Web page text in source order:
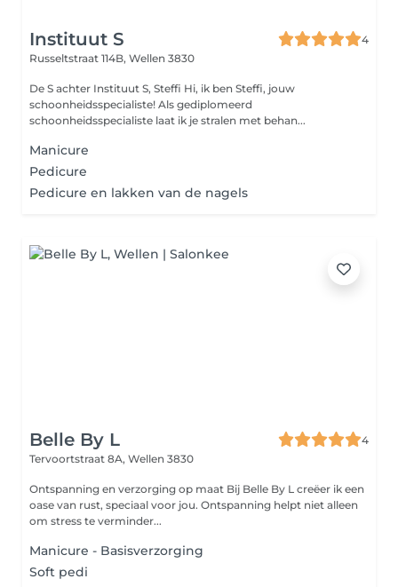
Instituut S
4
Russeltstraat 114B, Wellen 3830
De S achter Instituut S, Steffi Hi, ik ben Steffi, jouw
schoonheidsspecialiste! Als gediplomeerd
schoonheidsspecialiste laat ik je stralen met behan...
Manicure
Pedicure
Pedicure en lakken van de nagels
Belle By L
4
Tervoortstraat 8A, Wellen 3830
Ontspanning en verzorging op maat Bij Belle By L creëer ik een
oase van rust, speciaal voor jou. Ontspanning helpt niet alleen
om stress te verminder...
Manicure - Basisverzorging
Soft pedi